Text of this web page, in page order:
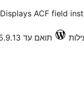
Displays ACF field
תואם עד 5.9.13